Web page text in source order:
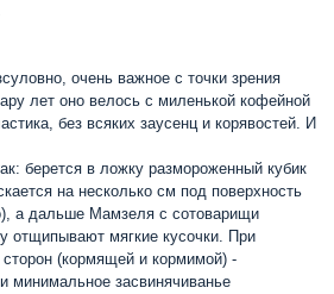
очень важное с точки зрения
лет оно велось с миленькой кофейной
без всяких заусенц и корявостей. И
берется в ложку размороженный кубик
на несколько см под поверхность
а дальше Мамзеля с сотоварищи
отщипывают мягкие кусочки. При
(кормящей и кормимой) -
минимальное засвинячиванье